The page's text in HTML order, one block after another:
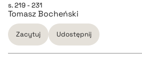
pobierz cytat
CZYSTY TEKST
pobierz cytat
s. 219 - 231
Tomasz Bocheński
Zacytuj Udostępnij